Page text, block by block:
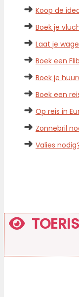
➜ Koop de
➜ Boek je
➜ Laat je
➜ Boek een
➜ Boek je
➜ Boek een
➜ Op reis in
➜ Zonnebril
➜ Valies